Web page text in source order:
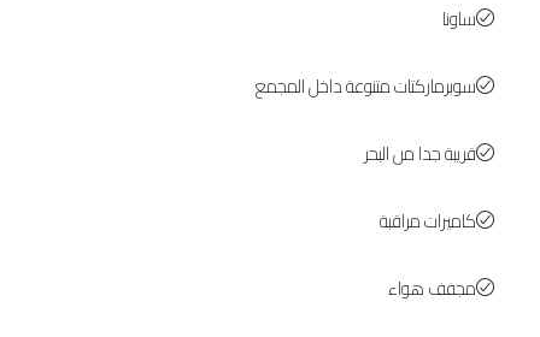
ساونا
سوبرماركتات متنوعة داخل المجمع
قريبة جدا من البحر
كاميرات مراقبة
مجفف هواء